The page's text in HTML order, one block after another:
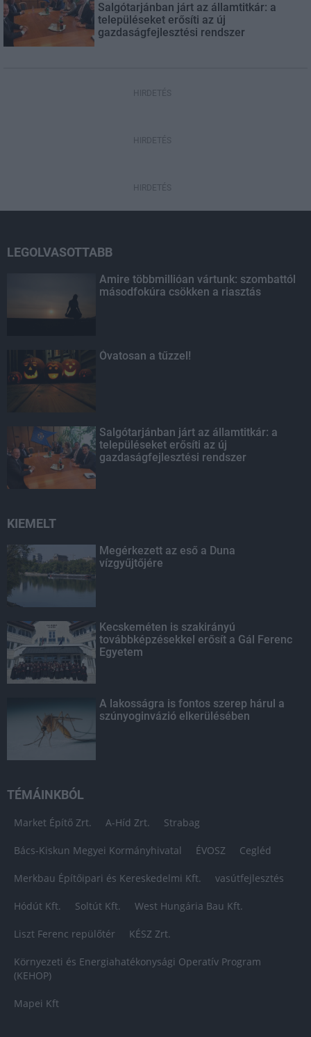
Salgótarjánban járt az államtitkár: a
településeket erősíti az új
gazdaságfejlesztési rendszer
HIRDETÉS
HIRDETÉS
HIRDETÉS
LEGOLVASOTTABB
Amire többmillióan vártunk: szombattól
másodfokúra csökken a riasztás
Óvatosan a tűzzel!
Salgótarjánban járt az államtitkár: a
településeket erősíti az új
gazdaságfejlesztési rendszer
KIEMELT
Megérkezett az eső a Duna
vízgyűjtőjére
Kecskeméten is szakirányú
továbbképzésekkel erősít a Gál Ferenc
Egyetem
A lakosságra is fontos szerep hárul a
szúnyoginvázió elkerülésében
TÉMÁINKBÓL
Market Építő Zrt. A-Híd Zrt. Strabag
Bács-Kiskun Megyei Kormányhivatal ÉVOSZ Cegléd
Merkbau Építőipari és Kereskedelmi Kft. vasútfejlesztés
Hódút Kft. Soltút Kft. West Hungária Bau Kft.
Liszt Ferenc repülőtér KÉSZ Zrt.
Környezeti és Energiahatékonysági Operatív Program
(KEHOP)
Mapei Kft